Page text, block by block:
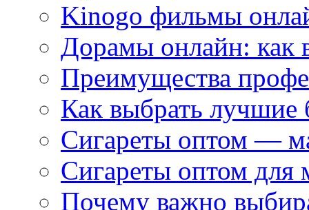
Kinogo фильмы
Дорамы онлайн: как
Преимущества
Как выбрать
Сигареты оптом —
Сигареты оптом для
Почему важно